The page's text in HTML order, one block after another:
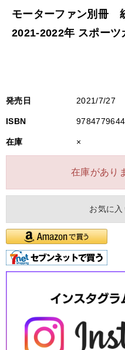
モーターファン別冊
2021-2022年 スポーツ
発売日 2021/7/27
ISBN
在庫 ×
在庫があり
お気に入